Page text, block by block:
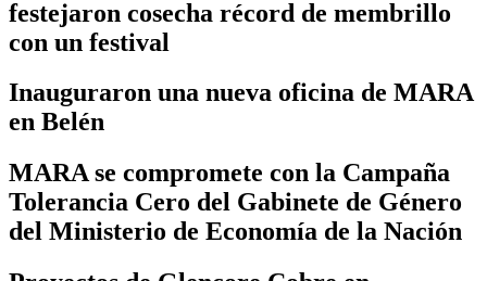
festejaron cosecha récord de membrillo
con un festival
Inauguraron una nueva oficina de MARA
en Belén
MARA se compromete con la Campaña
Tolerancia Cero del Gabinete de Género
del Ministerio de Economía de la Nación